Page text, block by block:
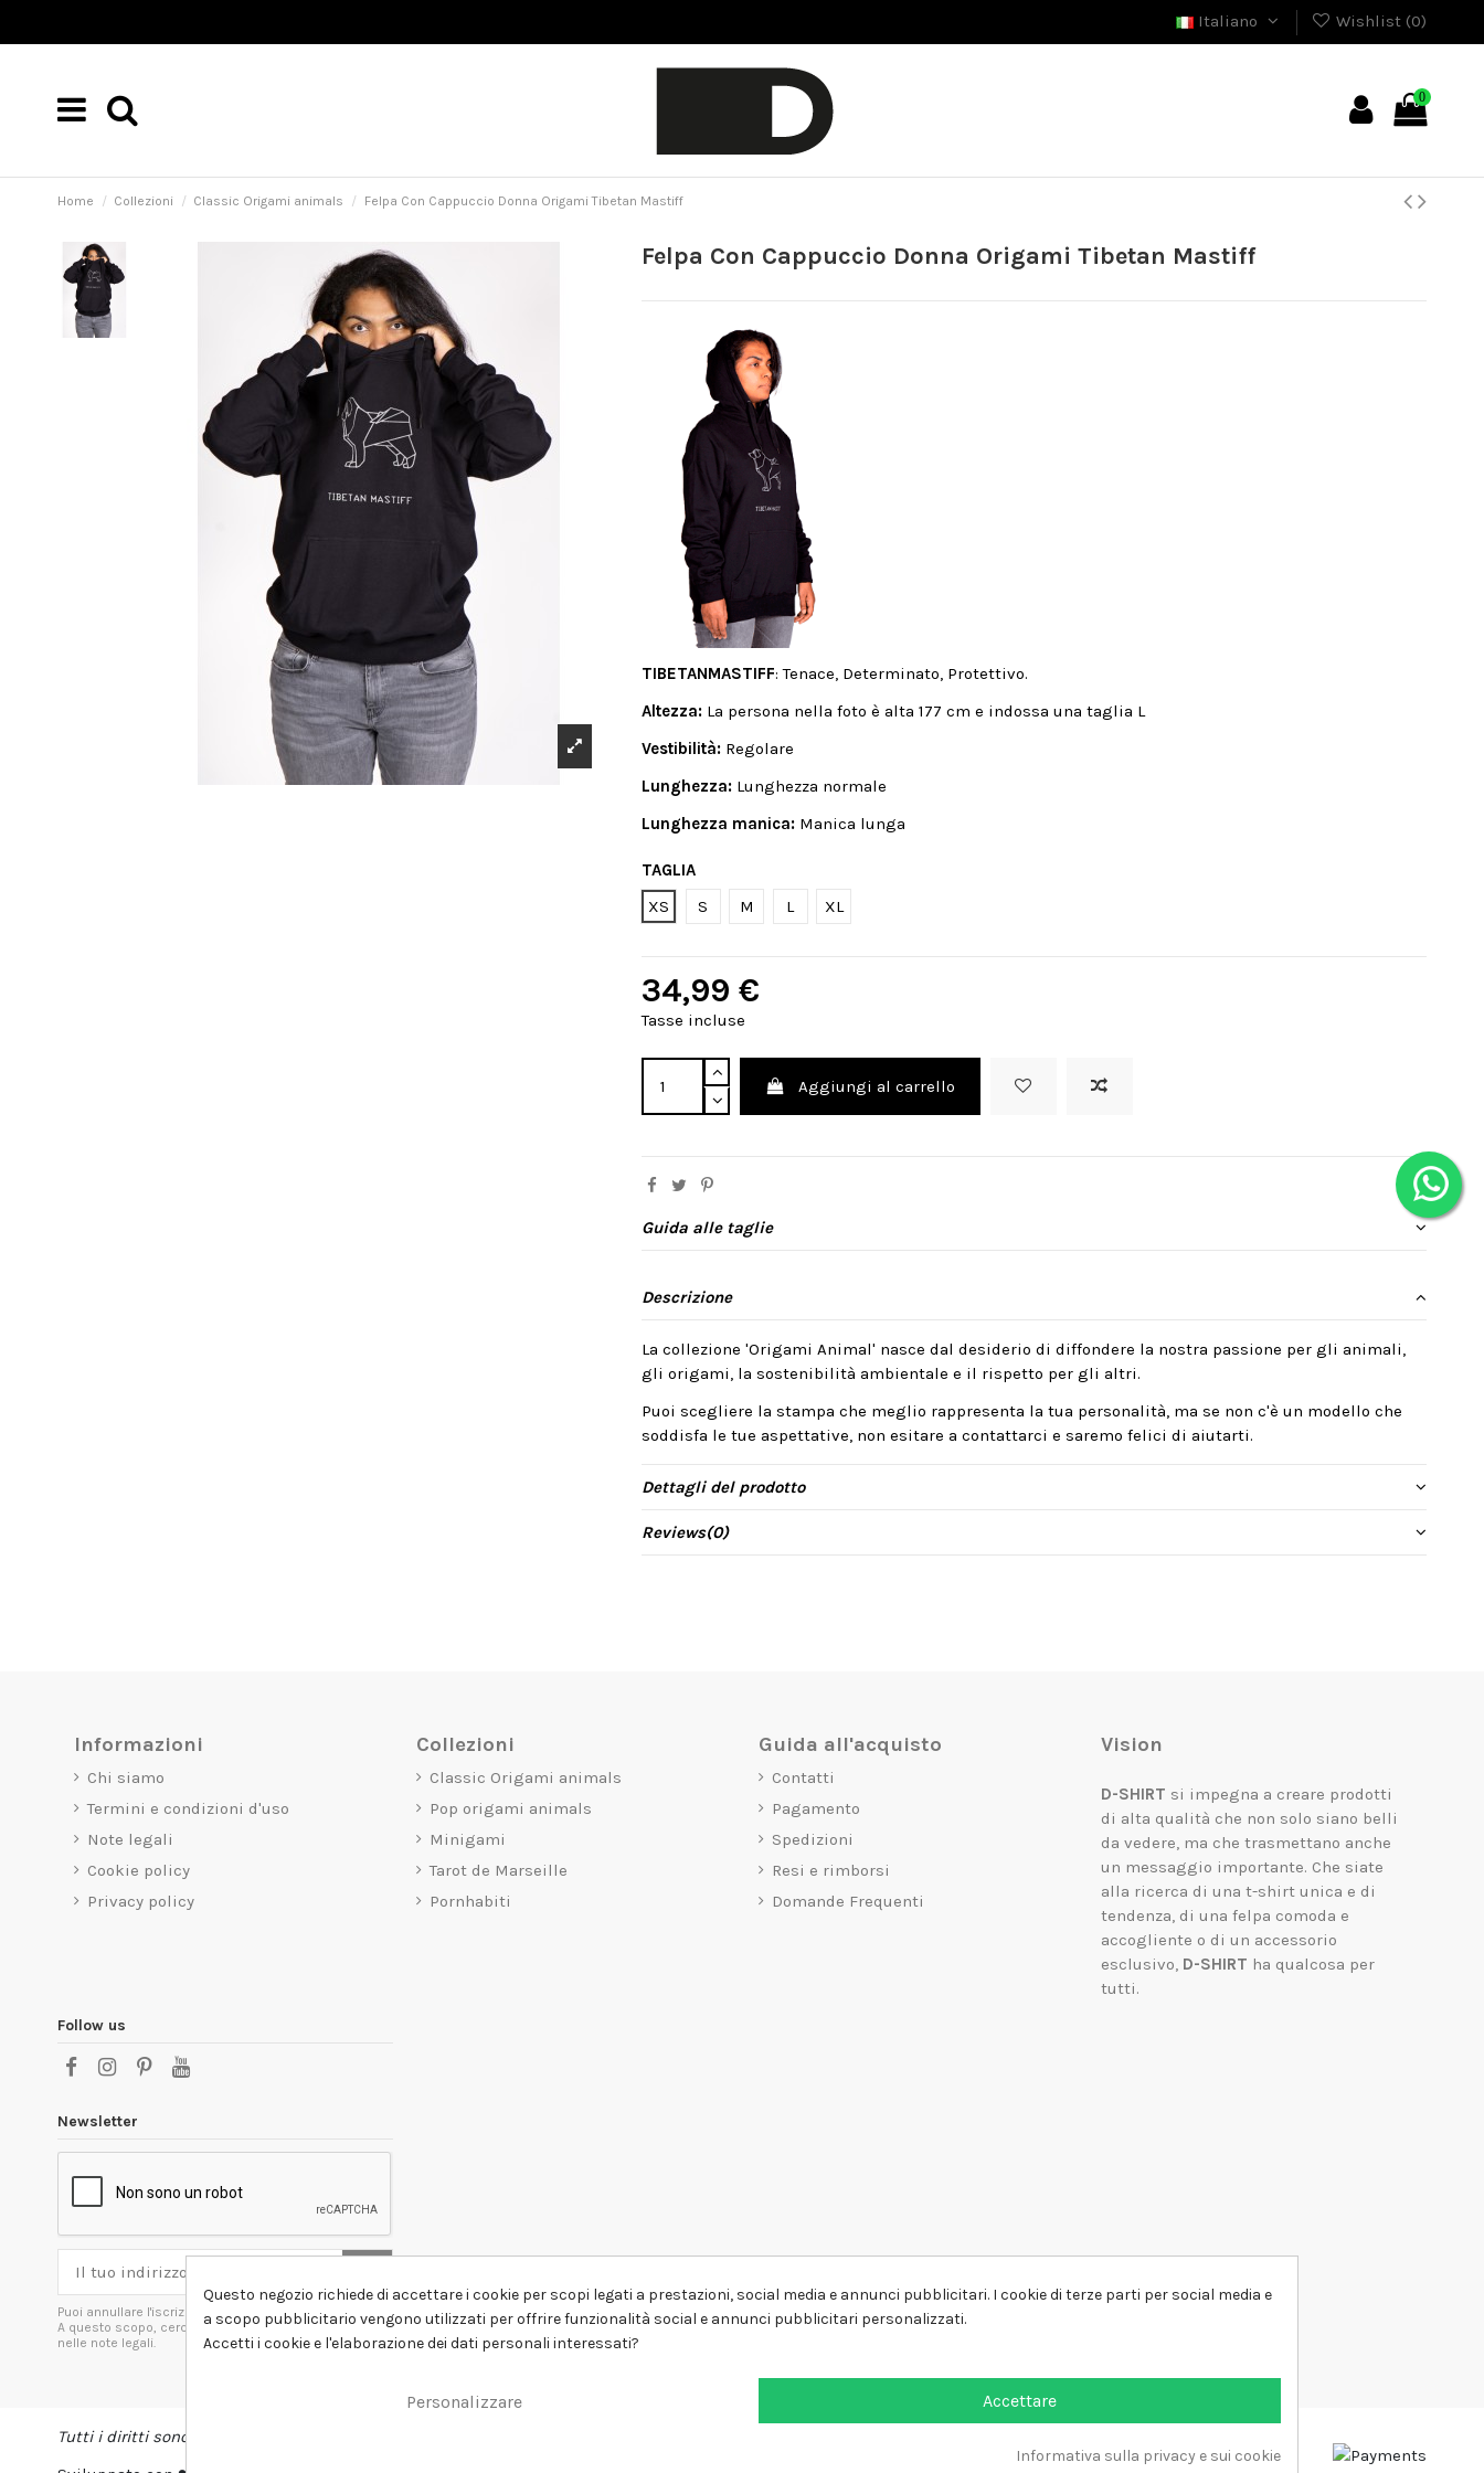
Italiano Wishlist (0)
0
Home Collezioni Classic Origami animals Felpa Con Cappuccio Donna Origami Tibetan Mastiff
Felpa Con Cappuccio Donna Origami Tibetan Mastiff
TIBETANMASTIFF: Tenace, Determinato, Protettivo.
Altezza: La persona nella foto è alta 177 cm e indossa una taglia L
Vestibilità: Regolare
Lunghezza: Lunghezza normale
Lunghezza manica: Manica lunga
TAGLIA
XS
S M L XL
34,99 €
Tasse incluse
Aggiungi al carrello
Guida alle taglie
Descrizione
La collezione 'Origami Animal' nasce dal desiderio di diffondere la nostra passione per gli animali,
gli origami, la sostenibilità ambientale e il rispetto per gli altri.
Puoi scegliere la stampa che meglio rappresenta la tua personalità, ma se non c'è un modello che
soddisfa le tue aspettative, non esitare a contattarci e saremo felici di aiutarti.
Dettagli del prodotto
Reviews(0)
Informazioni
Chi siamo
Termini e condizioni d'uso
Note legali
Cookie policy
Privacy policy
Collezioni
Classic Origami animals
Pop origami animals
Minigami
Tarot de Marseille
Pornhabiti
Guida all'acquisto
Contatti
Pagamento
Spedizioni
Resi e rimborsi
Domande Frequenti
Vision
D-SHIRT si impegna a creare prodotti
di alta qualità che non solo siano belli
da vedere, ma che trasmettano anche
un messaggio importante. Che siate
alla ricerca di una t-shirt unica e di
tendenza, di una felpa comoda e
accogliente o di un accessorio
esclusivo, D-SHIRT ha qualcosa per
tutti.
Follow us
Newsletter
Puoi annullare l'iscrizione in ogni momenti.
A questo scopo, cerca le info di contatto
nelle note legali.
Tutti i diritti sono riservati DSHIRT - P.IVA 04979670652
Questo negozio richiede di accettare i cookie per scopi legati a prestazioni, social media e annunci pubblicitari. I cookie di terze parti per social media e
a scopo pubblicitario vengono utilizzati per offrire funzionalità social e annunci pubblicitari personalizzati.
Accetti i cookie e l'elaborazione dei dati personali interessati?
Accettare
Personalizzare
Informativa sulla privacy e sui cookie